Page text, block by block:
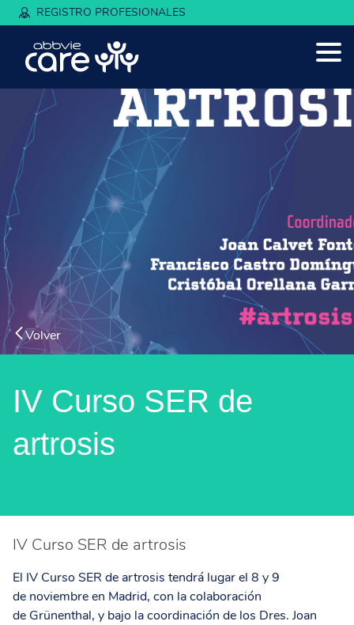
REGISTRO PROFESIONALES
Volver
IV Curso SER de
artrosis
IV Curso SER de artrosis
El IV Curso SER de artrosis tendrá lugar el 8 y 9
de noviembre en Madrid, con la colaboración
de Grünenthal, y bajo la coordinación de los Dres. Joan